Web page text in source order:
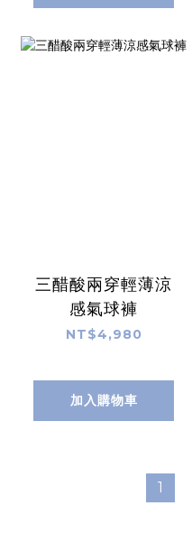
三醋酸兩穿輕薄涼
感氣球褲
NT$4,980
加入購物車
1